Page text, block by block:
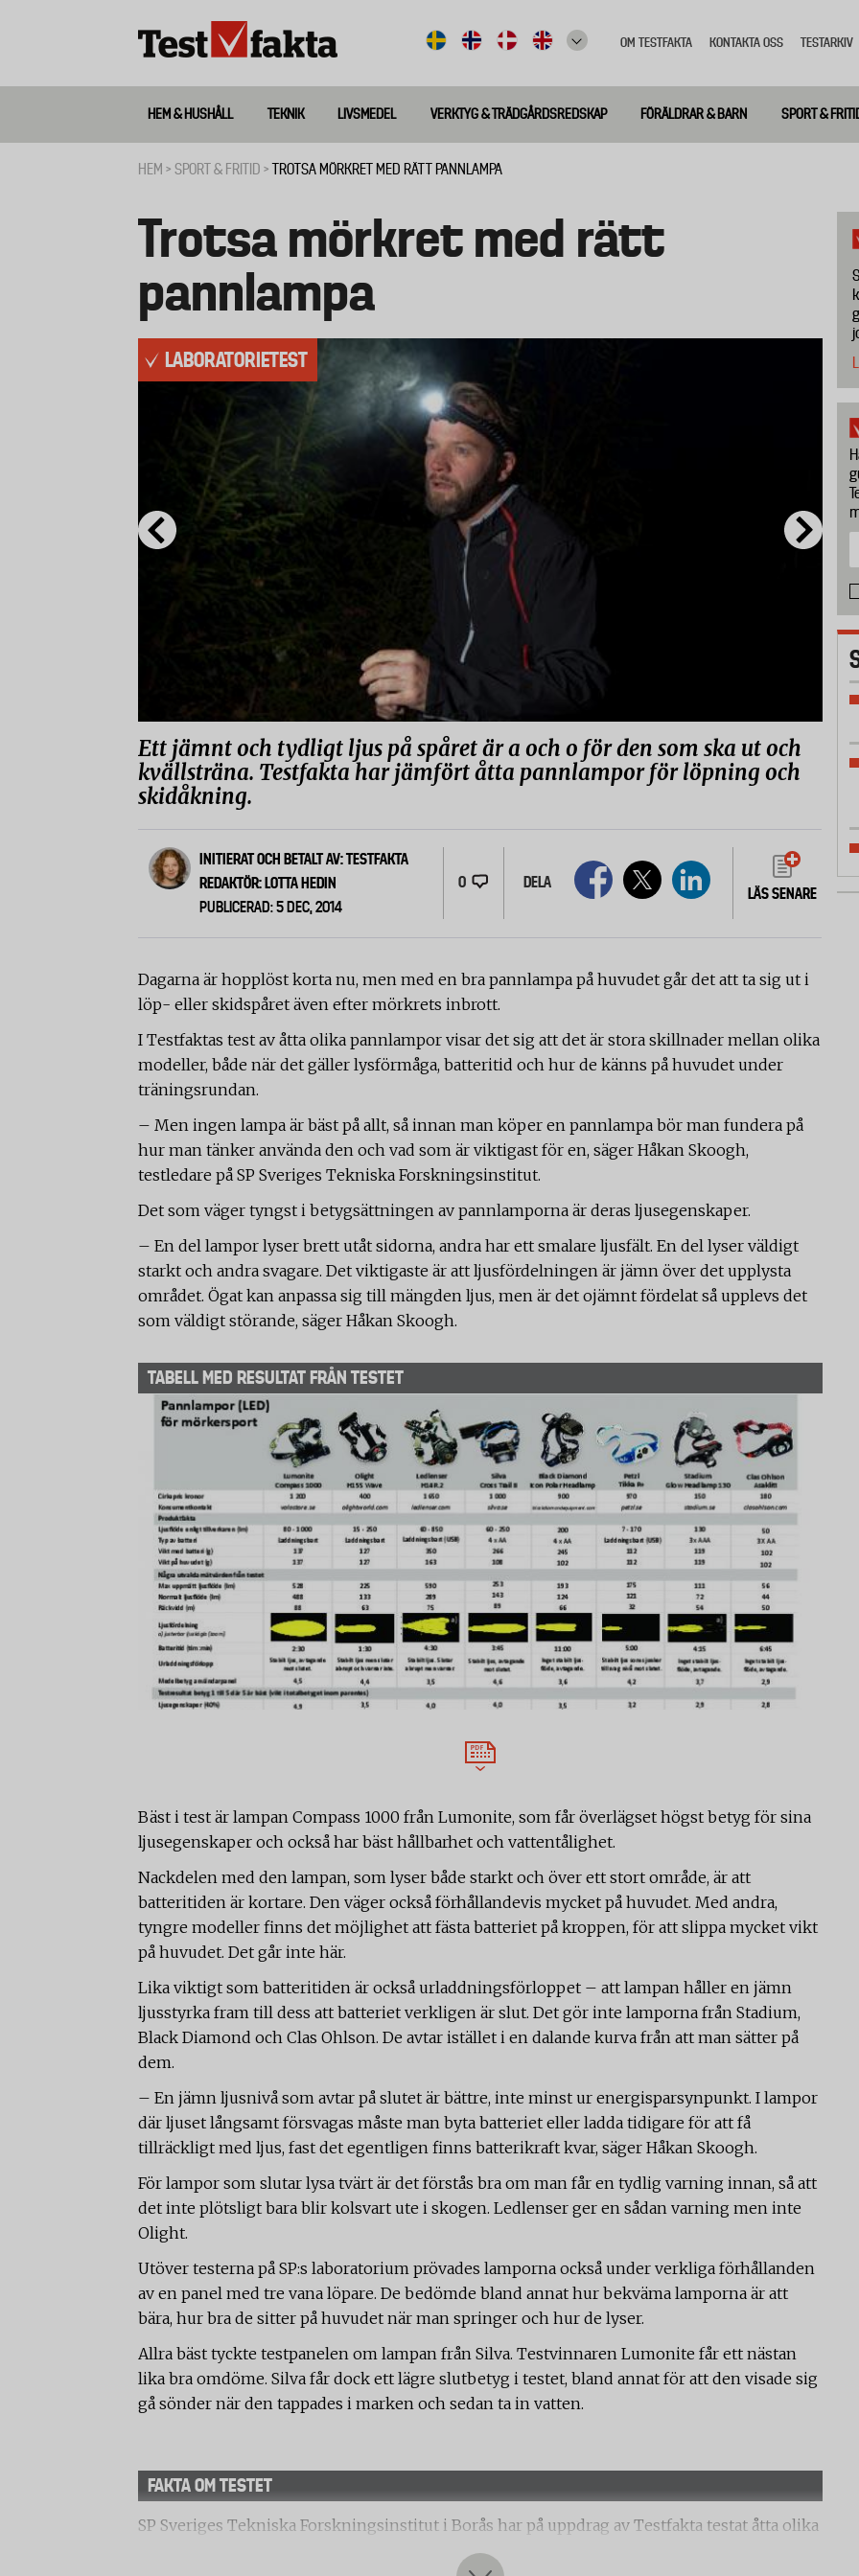
meny
OM TESTFAKTA KONTAKTA OSS TESTARKIV
Huvudmeny
ny
HEM & HUSHÅLL TEKNIK LIVSMEDEL VERKTYG & TRÄDGÅRDSREDSKAP FÖRÄLDRAR & BARN SPORT &
HEM SPORT & FRITID TROTSA MÖRKRET MED RÄTT PANNLAMPA
Trotsa mörkret med rätt
pannlampa
LABORATORIETEST
Ett jämnt och tydligt ljus på spåret är a och o för den som ska ut och
kvällsträna. Testfakta har jämfört åtta pannlampor för löpning och
skidåkning.
INITIERAT OCH BETALT AV: TESTFAKTA
REDAKTÖR: LOTTA HEDIN
PUBLICERAD: 5 DEC, 2014
0 DELA
LÄS SENARE
Dagarna är hopplöst korta nu, men med en bra pannlampa på huvudet går det att ta sig ut i
löp- eller skidspåret även efter mörkrets inbrott.
I Testfaktas test av åtta olika pannlampor visar det sig att det är stora skillnader mellan olika
modeller, både när det gäller lysförmåga, batteritid och hur de känns på huvudet under
träningsrundan.
– Men ingen lampa är bäst på allt, så innan man köper en pannlampa bör man fundera på
hur man tänker använda den och vad som är viktigast för en, säger Håkan Skoogh,
testledare på SP Sveriges Tekniska Forskningsinstitut.
Det som väger tyngst i betygsättningen av pannlamporna är deras ljusegenskaper.
– En del lampor lyser brett utåt sidorna, andra har ett smalare ljusfält. En del lyser väldigt
starkt och andra svagare. Det viktigaste är att ljusfördelningen är jämn över det upplysta
området. Ögat kan anpassa sig till mängden ljus, men är det ojämnt fördelat så upplevs det
som väldigt störande, säger Håkan Skoogh.
TABELL MED RESULTAT FRÅN TESTET
Bäst i test är lampan Compass 1000 från Lumonite, som får överlägset högst betyg för sina
ljusegenskaper och också har bäst hållbarhet och vattentålighet.
Nackdelen med den lampan, som lyser både starkt och över ett stort område, är att
batteritiden är kortare. Den väger också förhållandevis mycket på huvudet. Med andra,
tyngre modeller finns det möjlighet att fästa batteriet på kroppen, för att slippa mycket vikt
på huvudet. Det går inte här.
Lika viktigt som batteritiden är också urladdningsförloppet – att lampan håller en jämn
ljusstyrka fram till dess att batteriet verkligen är slut. Det gör inte lamporna från Stadium,
Black Diamond och Clas Ohlson. De avtar istället i en dalande kurva från att man sätter på
dem.
– En jämn ljusnivå som avtar på slutet är bättre, inte minst ur energisparsynpunkt. I lampor
där ljuset långsamt försvagas måste man byta batteriet eller ladda tidigare för att få
tillräckligt med ljus, fast det egentligen finns batterikraft kvar, säger Håkan Skoogh.
För lampor som slutar lysa tvärt är det förstås bra om man får en tydlig varning innan, så att
det inte plötsligt bara blir kolsvart ute i skogen. Ledlenser ger en sådan varning men inte
Olight.
Utöver testerna på SP:s laboratorium prövades lamporna också under verkliga förhållanden
av en panel med tre vana löpare. De bedömde bland annat hur bekväma lamporna är att
bära, hur bra de sitter på huvudet när man springer och hur de lyser.
Allra bäst tyckte testpanelen om lampan från Silva. Testvinnaren Lumonite får ett nästan
lika bra omdöme. Silva får dock ett lägre slutbetyg i testet, bland annat för att den visade sig
gå sönder när den tappades i marken och sedan ta in vatten.
FAKTA OM TESTET
SP Sveriges Tekniska Forskningsinstitut i Borås har på uppdrag av Testfakta testat åtta olika
pannlampor av olika märken. Pannlamporna bedömdes också av en panel av tre vana